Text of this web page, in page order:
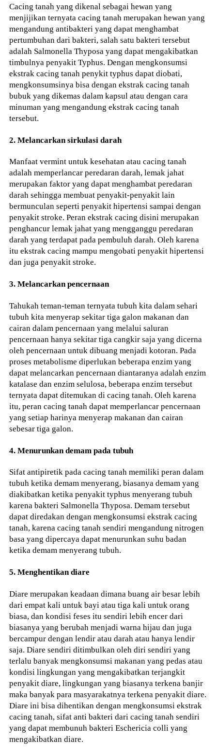
Cacing tanah yang dikenal sebagai hewan yang
menjijikan ternyata cacing tanah merupakan hewan yang
mengandung antibakteri yang dapat menghambat
pertumbuhan dari bakteri, salah satu bakteri tersebut
adalah Salmonella Thyposa yang dapat mengakibatkan
timbulnya penyakit Typhus. Dengan mengkonsumsi
ekstrak cacing tanah penykit typhus dapat diobati,
mengkonsumsinya bisa dengan ekstrak cacing tanah
bubuk yang dikemas dalam kapsul atau dengan cara
minuman yang mengandung ekstrak cacing tanah
tersebut.
2. Melancarkan sirkulasi darah
Manfaat vermint untuk kesehatan atau cacing tanah
adalah memperlancar peredaran darah, lemak jahat
merupakan faktor yang dapat menghambat peredaran
darah sehingga membuat penyakit-penyakit lain
bermunculan seperti penyakit hipertensi sampai dengan
penyakit stroke. Peran ekstrak cacing disini merupakan
penghancur lemak jahat yang mengganggu peredaran
darah yang terdapat pada pembuluh darah. Oleh karena
itu ekstrak cacing mampu mengobati penyakit hipertensi
dan juga penyakit stroke.
3. Melancarkan pencernaan
Tahukah teman-teman ternyata tubuh kita dalam sehari
tubuh kita menyerap sekitar tiga galon makanan dan
cairan dalam pencernaan yang melalui saluran
pencernaan hanya sekitar tiga cangkir saja yang dicerna
oleh pencernaan untuk dibuang menjadi kotoran. Pada
proses metabolisme diperlukan beberapa enzim yang
dapat melancarkan pencernaan diantaranya adalah enzim
katalase dan enzim selulosa, beberapa enzim tersebut
ternyata dapat ditemukan di cacing tanah. Oleh karena
itu, peran cacing tanah dapat memperlancar pencernaan
yang setiap harinya menyerap makanan dan cairan
sebesar tiga galon.
4. Menurunkan demam pada tubuh
Sifat antipiretik pada cacing tanah memiliki peran dalam
tubuh ketika demam menyerang, biasanya demam yang
diakibatkan ketika penyakit typhus menyerang tubuh
karena bakteri Salmonella Thyposa. Demam tersebut
dapat diredakan dengan mengkonsumsi ekstrak cacing
tanah, karena cacing tanah sendiri mengandung nitrogen
basa yang dipercaya dapat menurunkan suhu badan
ketika demam menyerang tubuh.
5. Menghentikan diare
Diare merupakan keadaan dimana buang air besar lebih
dari empat kali untuk bayi atau tiga kali untuk orang
biasa, dan kondisi feses itu sendiri lebih encer dari
biasanya yang berubah menjadi warna hijau dan juga
bercampur dengan lendir atau darah atau hanya lendir
saja. Diare sendiri ditimbulkan oleh diri sendiri yang
terlalu banyak mengkonsumsi makanan yang pedas atau
kondisi lingkungan yang mengakibatkan terjangkit
penyakit diare, lingkungan yang biasanya terkena banjir
maka banyak para masyarakatnya terkena penyakit diare.
Diare ini bisa dihentikan dengan mengkonsumsi ekstrak
cacing tanah, sifat anti bakteri dari cacing tanah sendiri
yang dapat membunuh bakteri Eschericia colli yang
mengakibatkan diare.